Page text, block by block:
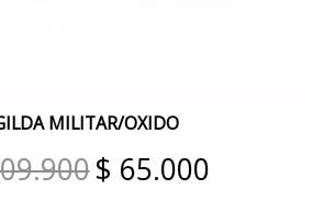
DIESEL VISON
MILITAR/OXIDO
$ 65.000